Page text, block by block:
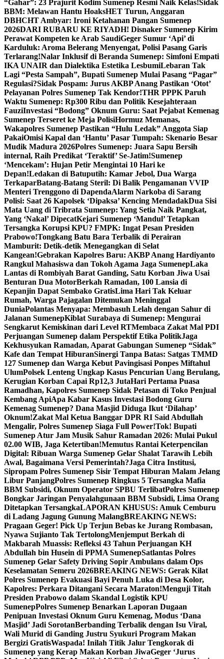
“Gahar”: 23 Prajurit Kodim Sumenep Resmi Naik Kelas!Sidak
BBM: Melawan Hantu HoaksHET Turun, Anggaran
DBHCHT Ambyar: Ironi Ketahanan Pangan Sumenep
2026DARI RUBARU KE RIYADH! Disnaker Sumenep Kirim
Perawat Kompeten ke Arab SaudiGeger Sumur ‘Api’ di
Karduluk: Aroma Belerang Menyengat, Polisi Pasang Garis
Terlarang!Nalar Inklusif di Beranda Sumenep: Simfoni Empati
IKA UNAIR dan Dialektika Estetika LesbumiLebaran Tak
Lagi “Pesta Sampah”, Bupati Sumenep Mulai Pasang “Pagar”
Regulasi?Sidak Pospam: Jurus AKBP Anang Pastikan ‘Otot’
Pelayanan Polres Sumenep Tak Kendor!THR PPPK Paruh
Waktu Sumenep: Rp300 Ribu dan Politik Kesejahteraan
FauziInvestasi “Bodong” Oknum Guru: Saat Pejabat Kemenag
Sumenep Terseret ke Meja PolisiHormuz Memanas,
Wakapolres Sumenep Pastikan “Hulu Ledak” Anggota Siap
PakaiOmisi Kapal dan ‘Hantu’ Pasar Tumpah: Skenario Besar
Mudik Madura 2026Polres Sumenep: Juara Sapu Bersih
internal, Raih Predikat ‘Teraktif’ Se-Jatim!Sumenep
‘Mencekam’: Hujan Petir Mengintai 10 Hari ke
Depan!Ledakan di Batuputih: Kamar Jebol, Dua Warga
TerkaparBatang-Batang Steril: Di Balik Pengamanan VVIP
Menteri Trenggono di DapendaAlarm Narkoba di Sarang
Polisi: Saat 26 Kapolsek ‘Dipaksa’ Kencing MendadakDua Sisi
Mata Uang di Tribrata Sumenep: Yang Setia Naik Pangkat,
Yang ‘Nakal’ DipecatKejari Sumenep ‘Mandul’ Tetapkan
Tersangka Korupsi KPU? FMPK: Ingat Pesan Presiden
Prabowo!Tongkang Batu Bara Terbalik di Perairan
Mamburit: Detik-detik Menegangkan di Selat
Kangean!Gebrakan Kapolres Baru: AKBP Anang Hardiyanto
Rangkul Mahasiswa dan Tokoh Agama Jaga SumenepLaka
Lantas di Rombiyah Barat Ganding, Satu Korban Jiwa Usai
Benturan Dua MotorBerkah Ramadan, 100 Lansia di
Kepanjin Dapat Sembako GratisLima Hari Tak Keluar
Rumah, Warga Pajagalan Ditemukan Meninggal
DuniaPolantas Menyapa: Membasuh Lelah dengan Sahur di
Jalanan SumenepKiblat Surabaya di Sumenep: Mengurai
Sengkarut Kemiskinan dari Level RTMembaca Zakat Mal PDI
Perjuangan Sumenep dalam Perspektif Etika PolitikJaga
Kekhusyukan Ramadan, Aparat Gabungan Sumenep “Sidak”
Kafe dan Tempat HiburanSinergi Tanpa Batas: Satgas TMMD
127 Sumenep dan Warga Kebut Pavingisasi Ponpes Miftahul
UlumPolsek Lenteng Ungkap Kasus Pencurian Uang Berulang,
Kerugian Korban Capai Rp12,3 JutaHari Pertama Puasa
Ramadhan, Kapolres Sumenep Sidak Petasan di Toko Penjual
Kembang ApiApa Kabar Kasus Investasi Bodong Guru
Kemenag Sumenep? Dana Masjid Diduga Ikut ‘Dilahap’
Oknum!Zakat Mal Ketua Banggar DPR RI Said Abdullah
Mengalir, Polres Sumenep Siaga Full Power!Tok! Bupati
Sumenep Atur Jam Musik Sahur Ramadan 2026: Mulai Pukul
02.00 WIB, Jaga Ketertiban!Memutus Rantai Keterpencilan
Digital: Ribuan Warga Sumenep Gelar Shalat Tarawih Lebih
Awal, Bagaimana Versi Pemerintah?Jaga Citra Institusi,
Sipropam Polres Sumenep Sisir Tempat Hiburan Malam Jelang
Libur PanjangPolres Sumenep Ringkus 5 Tersangka Mafia
BBM Subsidi, Oknum Operator SPBU TerlibatPolres Sumenep
Bongkar Jaringan Penyalahgunaan BBM Subsidi, Lima Orang
Ditetapkan TersangkaLAPORAN KHUSUS: Amuk Cemburu
di Ladang Jagung Gunung MalangBREAKING NEWS:
Pragaan Geger! Pick Up Terjun Bebas ke Jurang Rombasan,
Nyawa Sujianto Tak TertolongMenjemput Berkah di
Makbarah Muassis: Refleksi 43 Tahun Perjuangan KH
Abdullah bin Husein di PPMA SumenepSatlantas Polres
Sumenep Gelar Safety Driving Sopir Ambulans dalam Ops
Keselamatan Semeru 2026BREAKING NEWS: Gerak Kilat
Polres Sumenep Evakuasi Bayi Penuh Luka di Desa Kolor,
Kapolres: Perkara Ditangani Secara Maraton!Menguji Titah
Presiden Prabowo dalam Skandal Logistik KPU
SumenepPolres Sumenep Benarkan Laporan Dugaan
Penipuan Investasi Oknum Guru Kemenag, Modus ‘Dana
Masjid’ Jadi SorotanBerbanding Terbalik dengan Isu Viral,
Wali Murid di Ganding Justru Syukuri Program Makan
Bergizi GratisWaspada! Inilah Titik Jalur Tengkorak di
Sumenep yang Kerap Makan Korban JiwaGeger ‘Jurus